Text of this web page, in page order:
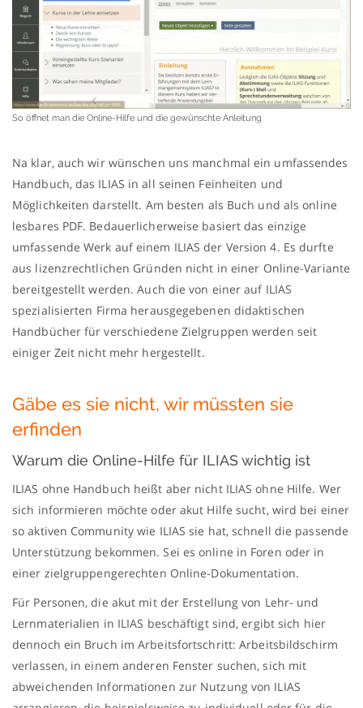
So öffnet man die Online-Hilfe und die gewünschte Anleitung
Na klar, auch wir wünschen uns manchmal ein umfassendes
Handbuch, das ILIAS in all seinen Feinheiten und
Möglichkeiten darstellt. Am besten als Buch und als online
lesbares PDF. Bedauerlicherweise basiert das einzige
umfassende Werk auf einem ILIAS der Version 4. Es durfte
aus lizenzrechtlichen Gründen nicht in einer Online-Variante
bereitgestellt werden. Auch die von einer auf ILIAS
spezialisierten Firma herausgegebenen didaktischen
Handbücher für verschiedene Zielgruppen werden seit
einiger Zeit nicht mehr hergestellt.
Gäbe es sie nicht, wir müssten sie
erfinden
Warum die Online-Hilfe für ILIAS wichtig ist
ILIAS ohne Handbuch heißt aber nicht ILIAS ohne Hilfe. Wer
sich informieren möchte oder akut Hilfe sucht, wird bei einer
so aktiven Community wie ILIAS sie hat, schnell die passende
Unterstützung bekommen. Sei es online in Foren oder in
einer zielgruppengerechten Online-Dokumentation.
Für Personen, die akut mit der Erstellung von Lehr- und
Lernmaterialien in ILIAS beschäftigt sind, ergibt sich hier
dennoch ein Bruch im Arbeitsfortschritt: Arbeitsbildschirm
verlassen, in einem anderen Fenster suchen, sich mit
abweichenden Informationen zur Nutzung von ILIAS